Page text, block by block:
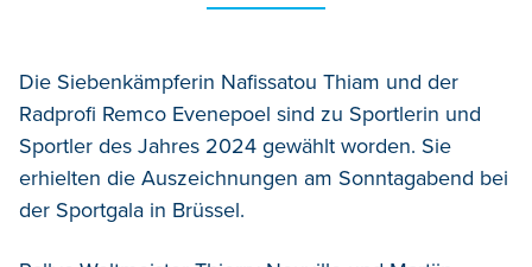
Die Siebenkämpferin Nafissatou Thiam und der
Radprofi Remco Evenepoel sind zu Sportlerin und
Sportler des Jahres 2024 gewählt worden. Sie
erhielten die Auszeichnungen am Sonntagabend bei
der Sportgala in Brüssel.